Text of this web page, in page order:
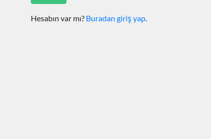
Hesabın var mı? Buradan giriş yap.